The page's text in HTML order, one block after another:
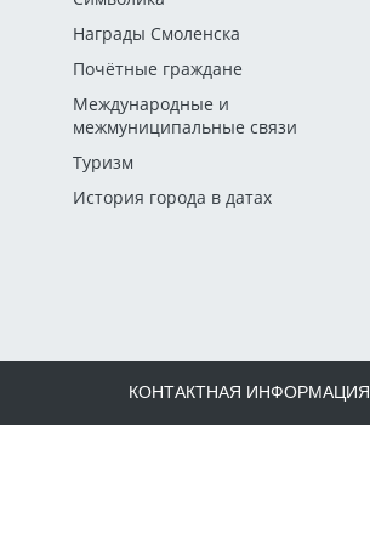
Награды Смоленска
Почётные граждане
Международные и
межмуниципальные связи
Туризм
История города в датах
КОНТАКТНАЯ ИНФОРМАЦИЯ